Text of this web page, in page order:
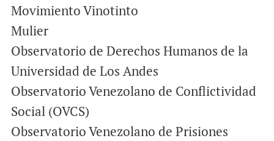
Movimiento Vinotinto
Mulier
Observatorio de Derechos Humanos de la
Universidad de Los Andes
Observatorio Venezolano de Conflictividad
Social (OVCS)
Observatorio Venezolano de Prisiones